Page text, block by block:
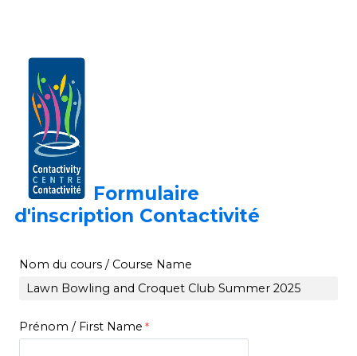
Formulaire
d'inscription Contactivité
Nom du cours / Course Name
Prénom / First Name